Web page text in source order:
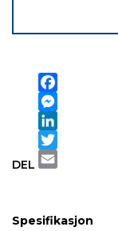
DEL
Facebook
Messenger
LinkedIn
Twitter
Spesifikasjon